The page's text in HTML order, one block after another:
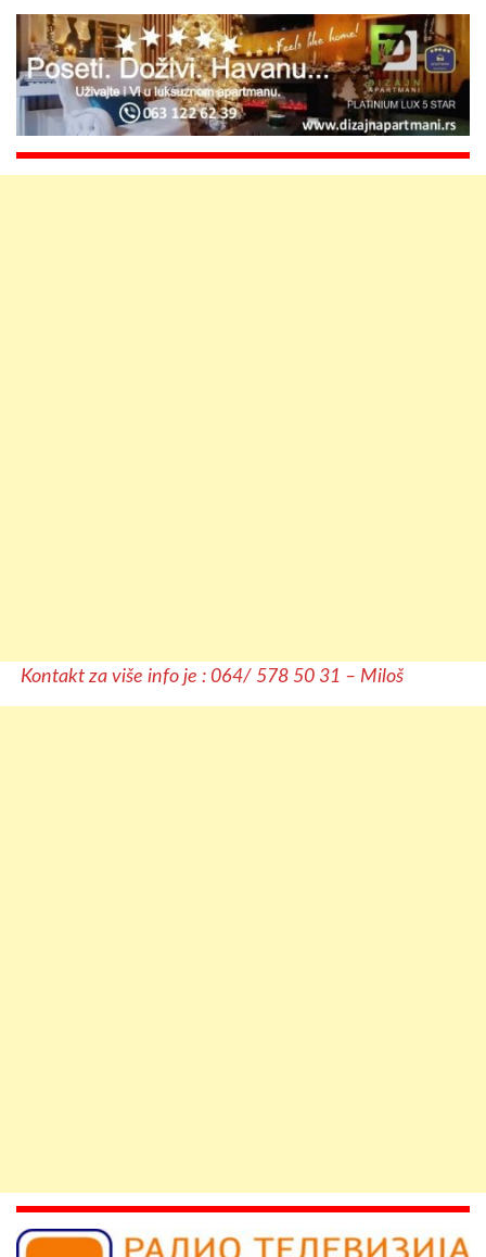
Kontakt za više info je : 064/ 578 50 31 – Miloš